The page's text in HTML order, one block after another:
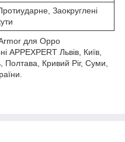
Заокруглені
для Oppo
APPEXPERT Львів, Київ,
Полтава, Кривий Ріг, Суми,